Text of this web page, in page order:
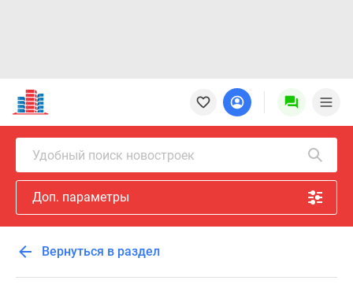
Новостройки
Квартиры
Ипотека
Новостройки
Москвы
Новостройки
Подмосковья
Новостройки
Москвы
Готовые
Удобный поиск новостроек
Доп. параметры
Вернуться в раздел